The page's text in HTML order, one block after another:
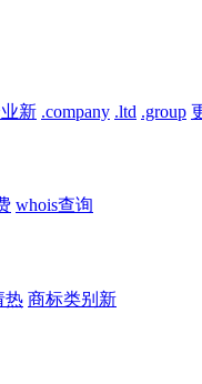
新 .company .ltd .group
whois查询
热 商标类别 新